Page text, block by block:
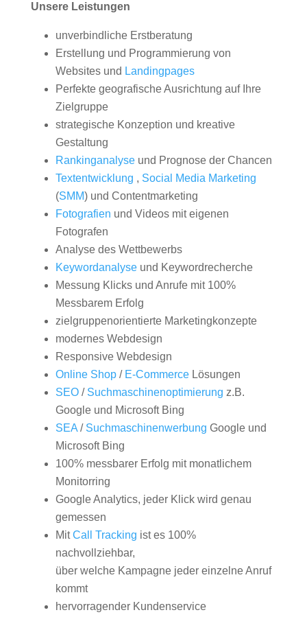
Unsere Leistungen
unverbindliche Erstberatung
Erstellung und Programmierung von
Websites und Landingpages
Perfekte geografische Ausrichtung auf Ihre
Zielgruppe
strategische Konzeption und kreative
Gestaltung
Rankinganalyseund Prognose der Chancen
Textentwicklung , Social Media Marketing
(SMM) und Contentmarketing
Fotografien und Videos mit eigenen
Fotografen
Analyse des Wettbewerbs
Keywordanalyseund Keywordrecherche
Messung Klicks und Anrufe mit 100%
Messbarem Erfolg
zielgruppenorientierte Marketingkonzepte
modernes Webdesign
Responsive Webdesign
Online Shop/ E-CommerceLösungen
SEO/ Suchmaschinenoptimierung z.B.
Google und Microsoft Bing
SEA/ Suchmaschinenwerbung Google und
Microsoft Bing
100% messbarer Erfolg mit monatlichem
Monitorring
Google Analytics, jeder Klick wird genau
gemessen
MitCall Tracking ist es 100%
nachvollziehbar,
über welche Kampagne jeder einzelne Anruf
kommt
hervorragender Kundenservice